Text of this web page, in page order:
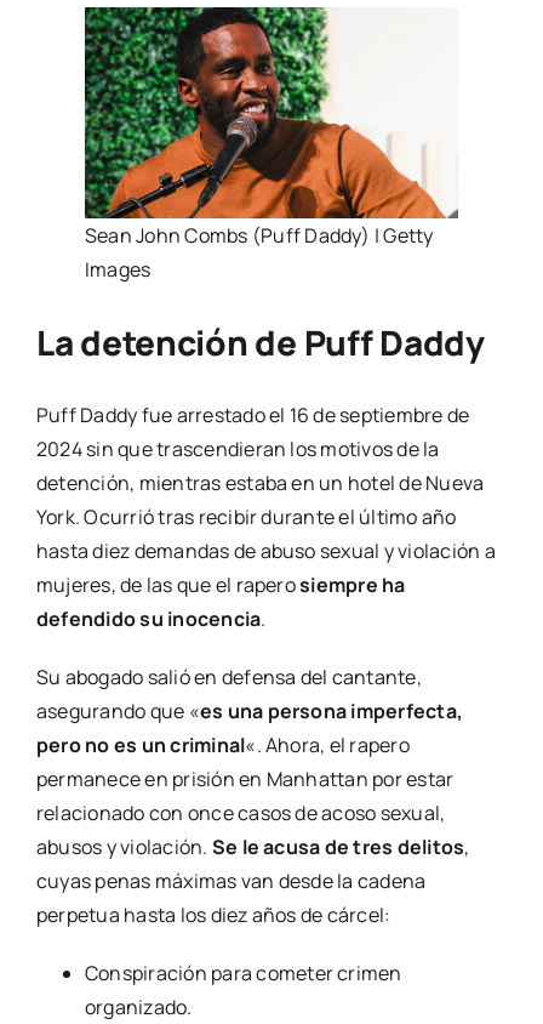
Sean John Combs (Puff Daddy) | Getty
Images
La detención de Puff Daddy
Puff Daddy fue arrestado el 16 de septiembre de
2024 sin que trascendieran los motivos de la
detención, mientras estaba en un hotel de Nueva
York. Ocurrió tras recibir durante el último año
hasta diez demandas de abuso sexual y violación a
mujeres, de las que el raperosiempre ha
defendido su inocencia.
Su abogado salió en defensa del cantante,
asegurando que «es una persona imperfecta,
pero no es un criminal«. Ahora, el rapero
permanece en prisión en Manhattan por estar
relacionado con once casos de acoso sexual,
abusos y violación. Se le acusa de tres delitos,
cuyas penas máximas van desde la cadena
perpetua hasta los diez años de cárcel:
Conspiración para cometer crimen
organizado.